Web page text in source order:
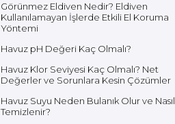
Görünmez Eldiven Nedir? Eldiven
Kullanılamayan İşlerde Etkili El Koruma
Yöntemi
Havuz pH Değeri Kaç Olmalı?
Havuz Klor Seviyesi Kaç Olmalı? Net
Değerler ve Sorunlara Kesin Çözümler
Havuz Suyu Neden Bulanık Olur ve Nasıl
Temizlenir?